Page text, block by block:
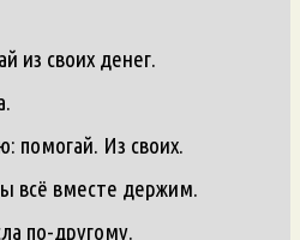
из своих денег.
помогай. Из своих.
всё вместе держим.
по-другому.